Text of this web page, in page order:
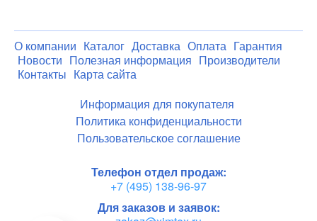
О компании Каталог Доставка Оплата
Гарантия
Новости
Полезная информация
Производители
Контакты
Карта сайта
Информация для покупателя
Политика конфиденциальности
Пользовательское соглашение
Телефон отдел продаж:
+7 (495) 138-96-97
Для заказов и заявок: